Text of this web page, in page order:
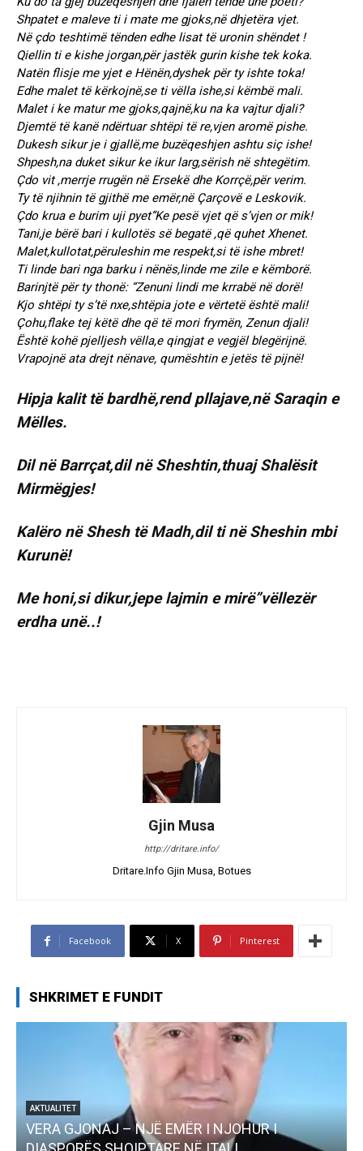
Shpatet e maleve ti i mate me gjoks,në dhjetëra vjet.
Në çdo teshtimë tënden edhe lisat të uronin shëndet !
Qiellin ti e kishe jorgan,për jastëk gurin kishe tek koka.
Natën flisje me yjet e Hënën,dyshek për ty ishte toka!
Edhe malet të kërkojnë,se ti vëlla ishe,si këmbë mali.
Malet i ke matur me gjoks,qajnë,ku na ka vajtur djali?
Djemtë të kanë ndërtuar shtëpi të re,vjen aromë pishe.
Dukesh sikur je i gjallë,me buzëqeshjen ashtu siç ishe!
Shpesh,na duket sikur ke ikur larg,sërish në shtegëtim.
Çdo vit ,merrje rrugën në Ersekë dhe Korrçë,për verim.
Ty të njihnin të gjithë me emër,në Çarçovë e Leskovik.
Çdo krua e burim uji pyet”Ke pesë vjet që s’vjen or mik!
Tani,je bërë bari i kullotës së begatë ,që quhet Xhenet.
Malet,kullotat,përuleshin me respekt,si të ishe mbret!
Ti linde bari nga barku i nënës,linde me zile e këmborë.
Barinjtë për ty thonë: “Zenuni lindi me krrabë në dorë!
Kjo shtëpi ty s’të nxe,shtëpia jote e vërtetë është mali!
Çohu,flake tej këtë dhe që të mori frymën, Zenun djali!
Është kohë pjelljesh vëlla,e qingjat e vegjël blegërijnë.
Vrapojnë ata drejt nënave, qumështin e jetës të pijnë!
Hipja kalit të bardhë,rend pllajave,në Saraqin e
Mëlles.
Dil në Barrçat,dil në Sheshtin,thuaj Shalësit
Mirmëgjes!
Kalëro në Shesh të Madh,dil ti në Sheshin mbi
Kurunë!
Me honi,si dikur,jepe lajmin e mirë”vëllezër
erdha unë..!
Gjin Musa
http://dritare.info/
Dritare.Info Gjin Musa, Botues
Facebook X Pinterest
SHKRIMET E FUNDIT
AKTUALITET
VERA GJONAJ – NJË EMËR I NJOHUR I